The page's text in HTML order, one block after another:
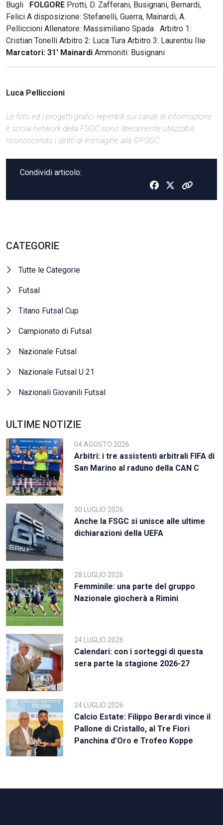
Bugli FOLGORE Protti, D. Zafferani, Busignani, Bernardi,
Felici A disposizione: Stefanelli, Guerra, Mainardi, A.
Pelliccioni Allenatore: Massimiliano Spada Arbitro 1:
Cristian Tonelli Arbitro 2: Luca Tura Arbitro 3: Laurentiu Ilie
Marcatori: 31' Mainardi Ammoniti: Busignani
Luca Pelliccioni
Le foto ed i progetti grafici reperibili sui canali di informazione
e social network della FSGC sono liberamente utilizzabili,
riconoscendo i diritti di immagine alla ©FSGC
Condividi articolo:
CATEGORIE
Tutte le Categorie
Futsal
Titano Futsal Cup
Campionato di Futsal
Nazionale Futsal
Nazionale Futsal U 21
Nazionali Giovanili Futsal
ULTIME NOTIZIE
04 AGOSTO 2026
Arbitri: i tre assistenti arbitrali FIFA di
San Marino al raduno della CAN C
30 LUGLIO 2026
Anche la FSGC si unisce alle ultime
dichiarazioni della UEFA
28 LUGLIO 2026
Femminile: una parte del gruppo
Nazionale giocherà a Rimini
24 LUGLIO 2026
Calendari: con i sorteggi di questa
sera parte la stagione 2026-27
24 LUGLIO 2026
Calcio Estate: Filippo Berardi vince il
Pallone di Cristallo, al Tre Fiori
Panchina d’Oro e Trofeo Koppe